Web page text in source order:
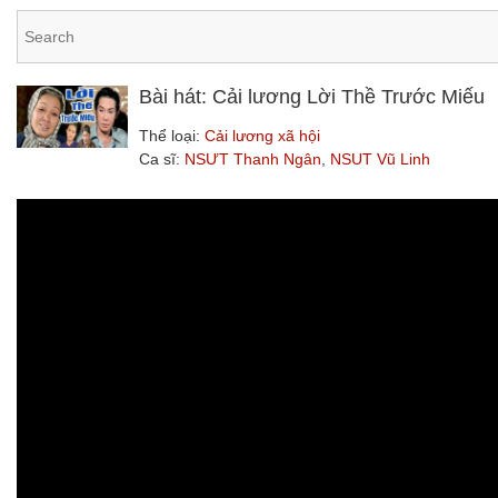
Bài hát: Cải lương Lời Thề Trước Miếu
Thể loại:Cải lương xã hội
Ca sĩ: NSƯT Thanh Ngân NSUT Vũ Linh